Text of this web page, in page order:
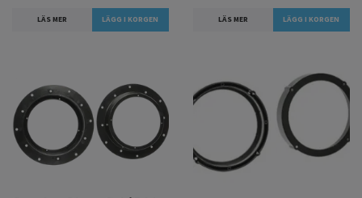
LÄS MER LÄS MER